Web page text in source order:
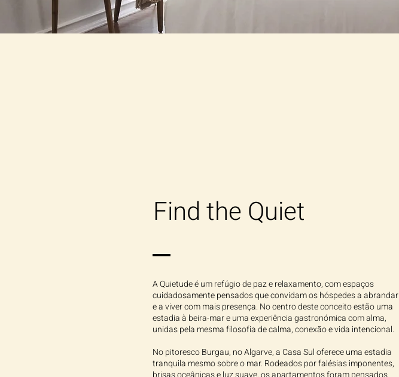
Find the Quiet
A Quietude é um refúgio de paz e relaxamento, com espaços
cuidadosamente pensados que convidam os hóspedes a abrandar
e a viver com mais presença. No centro deste conceito estão uma
estadia à beira-mar e uma experiência gastronómica com alma,
unidas pela mesma filosofia de calma, conexão e vida intencional.
No pitoresco Burgau, no Algarve, a Casa Sul oferece uma estadia
tranquila mesmo sobre o mar. Rodeados por falésias imponentes,